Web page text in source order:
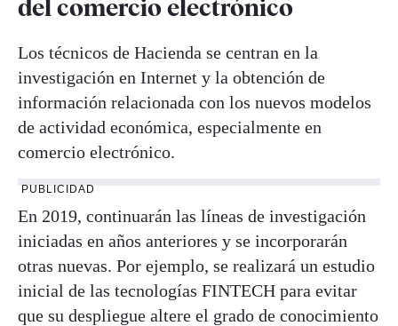
del comercio electrónico
Los técnicos de Hacienda se centran en la
investigación en Internet y la obtención de
información relacionada con los nuevos modelos
de actividad económica, especialmente en
comercio electrónico.
PUBLICIDAD
En 2019, continuarán las líneas de investigación
iniciadas en años anteriores y se incorporarán
otras nuevas. Por ejemplo, se realizará un estudio
inicial de las tecnologías FINTECH para evitar
que su despliegue altere el grado de conocimiento